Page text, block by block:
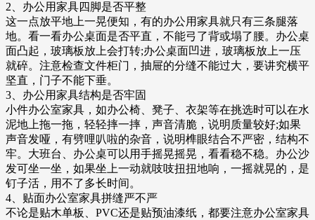
2、办公用家具四脚是否平整
这一点放平地上一晃便知，有的办公用家具就只有三条腿落
地。看一看办公桌面是否平直，不能弓了背或塌了腰。办公桌
面凸起，玻璃板放上会打转;办公桌面凹进，玻璃板放上一压
就碎。注意检查文件柜门，抽屉的分缝不能过大，要讲究横平
坚直，门子不能下垂。
3、办公用家具结构是否牢固
小件办公室家具，如办公椅、凳子、衣架等在挑选时可以在水
泥地上拖一拖，轻轻摔一摔，声音清脆，说明质量较好;如果
声音发哑，有劈哩叭啦的杂音，说明榫眼结合不严密，结构不
牢。大班台、办公桌可以用手摇晃摇晃，看看稳不稳。办公沙
发可坐一坐，如果坐上一动就吱吱扭扭地响，一摇就晃的，是
钉子活，用不了多长时间。
4、贴面办公室家具拼缝严不严
不论是贴木单板、PVC还是贴预油漆纸，都要注意办公室家具